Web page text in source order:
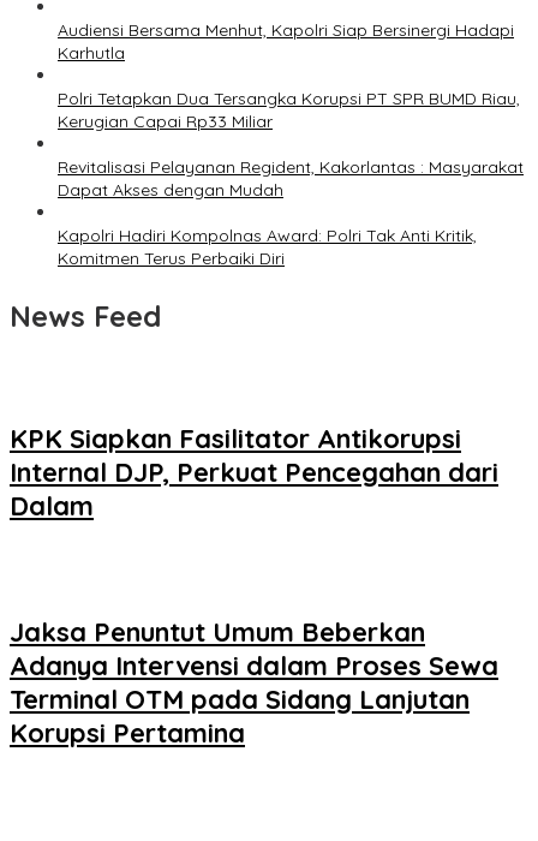
Audiensi Bersama Menhut, Kapolri Siap Bersinergi Hadapi
Karhutla
Polri Tetapkan Dua Tersangka Korupsi PT SPR BUMD Riau,
Kerugian Capai Rp33 Miliar
Revitalisasi Pelayanan Regident, Kakorlantas : Masyarakat
Dapat Akses dengan Mudah
Kapolri Hadiri Kompolnas Award: Polri Tak Anti Kritik,
Komitmen Terus Perbaiki Diri
News Feed
KPK Siapkan Fasilitator Antikorupsi
Internal DJP, Perkuat Pencegahan dari
Dalam
Jaksa Penuntut Umum Beberkan
Adanya Intervensi dalam Proses Sewa
Terminal OTM pada Sidang Lanjutan
Korupsi Pertamina